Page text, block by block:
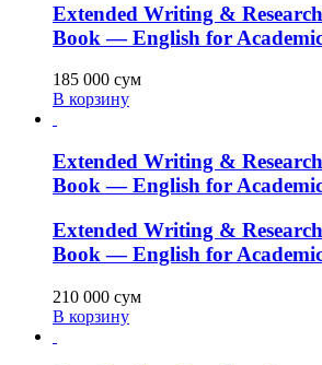
Extended Writing &
Book — English for
185 000 сум
В корзину
Extended Writing & Research
Book — English for
Extended Writing & Research
Book — English for
210 000 сум
В корзину